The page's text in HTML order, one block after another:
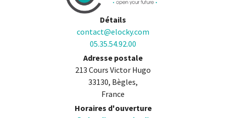
Détails
contact@elocky.com
05.35.54.92.00
Adresse postale
213 Cours Victor Hugo
33130, Bègles,
France
Horaires d'ouverture